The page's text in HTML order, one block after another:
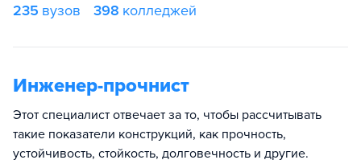
235 вузов 398 колледжей
Инженер-прочнист
Этот специалист отвечает за то, чтобы рассчитывать
такие показатели конструкций, как прочность,
устойчивость, стойкость, долговечность и другие.